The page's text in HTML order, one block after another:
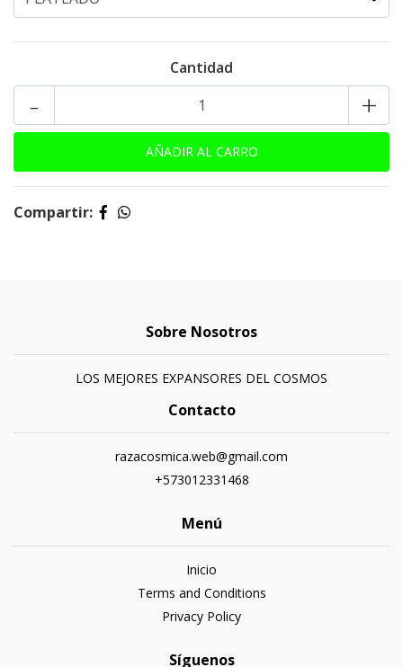
Cantidad
+
-
Compartir:
Sobre Nosotros
LOS MEJORES EXPANSORES DEL COSMOS
Contacto
razacosmica.web@gmail.com
+573012331468
Menú
Inicio
Terms and Conditions
Privacy Policy
Síguenos